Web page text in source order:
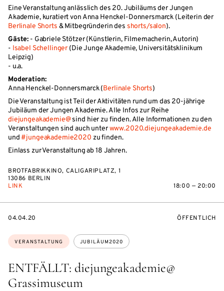
Eine Veranstaltung anlässlich des 20. Jubiläums der Jungen
Akademie, kuratiert von Anna Henckel-Donnersmarck (Leiterin der
Berlinale Shorts & Mitbegründerin des shorts/salon).
Gäste: - Gabriele Stötzer (Künstlerin, Filmemacherin, Autorin)
- Isabel Schellinger(Die Junge Akademie, Universitätsklinikum
Leipzig)
- u.a.
Moderation:
Anna Henckel-Donnersmarck (Berlinale Shorts)
Die Veranstaltung ist Teil der Aktivitäten rund um das 20-jährige
Jubiläum der Jungen Akademie. Alle Infos zur Reihe
diejungeakademie@sind hier zu finden. Alle Informationen zu den
Veranstaltungen sind auch unterwww.2020.diejungeakademie.de
und#jungeakademie2020 zu finden.
Einlass zur Veranstaltung ab 18 Jahren.
BROTFABRIKKINO, CALI­GA­RI­PLATZ, 1
13086 BER­LIN
LINK
18:00 — 20:00
ENTFÄLLT: diejungeakademie@
Grassimuseum
Themen:
VERANSTALTUNG JUBILÄUM2020
EVENTBEGINSON
04.04.20 ÖFFENTLICH